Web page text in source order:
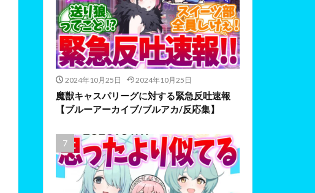
2024年10月25日 2024年10月25日
魔獣キャスパリーグに対する緊急反吐速報
【ブルーアーカイブ/ブルアカ/反応集】